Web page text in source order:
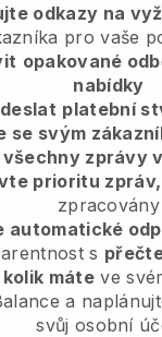
odkazy na
pro vaše
opakované
nabídky
platební
se svým
zprávy
prioritu
zpracovány
automatické
s
máte ve
a
svůj osobní